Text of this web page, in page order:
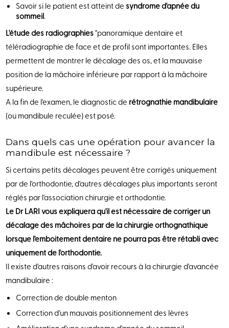
Savoir si le patient est atteint de syndrome d'apnée du
sommeil.
L'étude des radiographies"panoramique dentaire et
téléradiographie de face et de profil sont importantes. Elles
permettent de montrer le décalage des os, et la mauvaise
position de la mâchoire inférieure par rapport à la mâchoire
supérieure.
A la fin de l'examen, le diagnostic de rétrognathie mandibulaire
(ou mandibule reculée) est posé.
Dans quels cas une opération pour avancer la
mandibule est nécessaire ?
Si certains petits décalages peuvent être corrigés uniquement
par de l'orthodontie, d'autres décalages plus importants seront
réglés par l'association chirurgie et orthodontie.
Le Dr LARI vous expliquera qu'il est nécessaire de corriger un
décalage des mâchoires par de la chirurgie orthognathique
lorsque l'emboitement dentaire ne pourra pas être rétabli avec
uniquement de l'orthodontie.
Il existe d'autres raisons d'avoir recours à la chirurgie d'avancée
mandibulaire :
Correction de double menton
Correction d'un mauvais positionnement des lèvres